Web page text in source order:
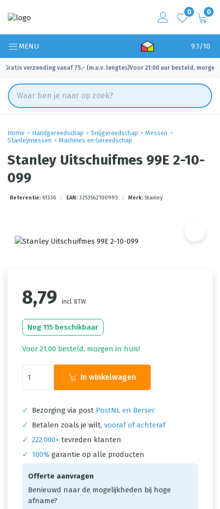
0 0
MENU 9.1/10
Gratis verzending vanaf 75,- (m.u.v. lengtes)
✓ Voor 21:00 uur besteld, morgen
Home Handgereedschap Snijgereedschap
Messen
Stanleymessen
Machines en Gereedschap
Stanley Uitschuifmes 99E 2-10-
099
Referentie: 61336 EAN: 3253562100993 Merk: Stanley
8,79 incl. BTW
Nog 115 beschikbaar
Voor 21.00 besteld, morgen in huis!
In winkelwagen
✓ Bezorging via post PostNL en Berser
✓
Betalen zoals je wilt, vooraf of achteraf
✓ 222.000+ tevreden klanten
✓
100% garantie op alle producten
Offerte aanvragen
Benieuwd naar de mogelijkheden bij hoge
afname?